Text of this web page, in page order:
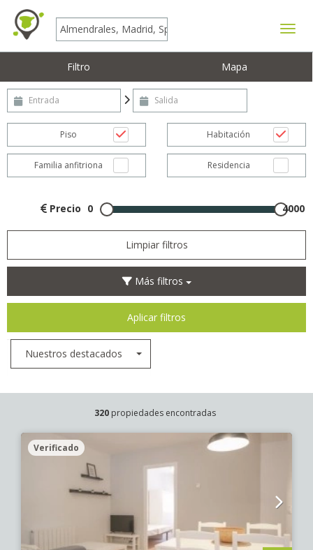
Filtro Mapa
Entrada Salida
Piso Habitación
Familia anfitriona Residencia
Precio 0 4000
Limpiar filtros
Más filtros
Aplicar filtros
Nuestros destacados
320propiedades encontradas
Verificado